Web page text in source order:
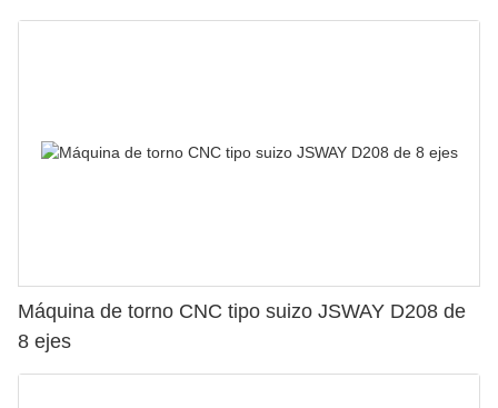
Máquina de torno CNC tipo suizo JSWAY D208 de
8 ejes